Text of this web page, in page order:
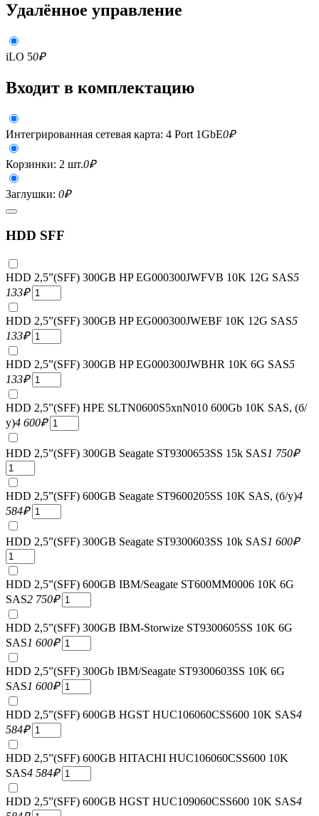
Удалённое управление
iLO 50₽
Входит в комплектацию
Интегрированная сетевая карта: 4 Port 1GbE0₽
Корзинки: 2 шт.0₽
Заглушки: 0₽
HDD SFF
HDD 2,5”(SFF) 300GB HP EG000300JWFVB 10K 12G SAS5
133₽
HDD 2,5”(SFF) 300GB HP EG000300JWEBF 10K 12G SAS5
133₽
HDD 2,5”(SFF) 300GB HP EG000300JWBHR 10K 6G SAS5
133₽
HDD 2,5”(SFF) HPE SLTN0600S5xnN010 600Gb 10K SAS, (б/
у)4 600₽
HDD 2,5”(SFF) 300GB Seagate ST9300653SS 15k SAS1 750₽
HDD 2,5”(SFF) 600GB Seagate ST9600205SS 10K SAS, (б/у)4
584₽
HDD 2,5”(SFF) 300GB Seagate ST9300603SS 10k SAS1 600₽
HDD 2,5”(SFF) 600GB IBM/Seagate ST600MM0006 10K 6G
SAS2 750₽
HDD 2,5”(SFF) 300GB IBM-Storwize ST9300605SS 10K 6G
SAS1 600₽
HDD 2,5”(SFF) 300Gb IBM/Seagate ST9300603SS 10K 6G
SAS1 600₽
HDD 2,5”(SFF) 600GB HGST HUC106060CSS600 10K SAS4
584₽
HDD 2,5”(SFF) 600GB HITACHI HUC106060CSS600 10K
SAS4 584₽
HDD 2,5”(SFF) 600GB HGST HUC109060CSS600 10K SAS4